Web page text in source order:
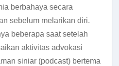
berbahaya secara
sebelum melarikan diri.
beberapa saat setelah
aktivitas advokasi
siniar (podcast) bertema